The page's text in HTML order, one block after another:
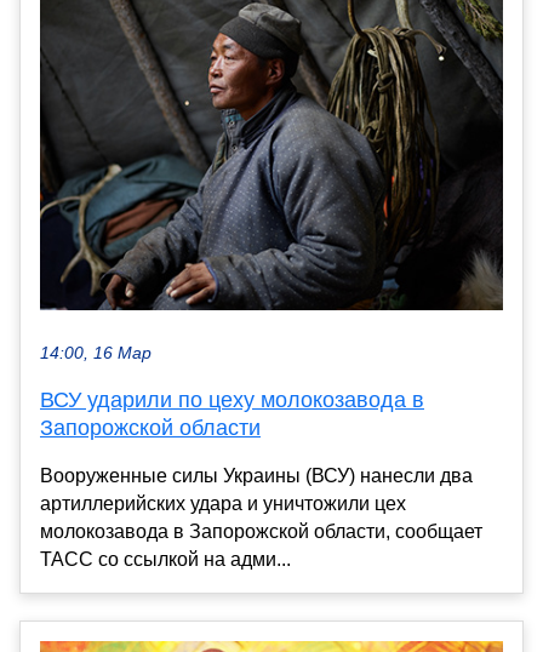
14:00, 16 Мар
ВСУ ударили по цеху молокозавода в
Запорожской области
Вооруженные силы Украины (ВСУ) нанесли два
артиллерийских удара и уничтожили цех
молокозавода в Запорожской области, сообщает
ТАСС со ссылкой на адми...